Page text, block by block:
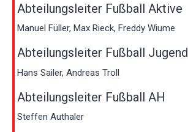
Abteilungsleiter Fußball Aktive
Manuel Füller, Max Rieck, Freddy Wiume
Abteilungsleiter Fußball Jugend
Hans Sailer, Andreas Troll
Abteilungsleiter Fußball AH
Steffen Authaler